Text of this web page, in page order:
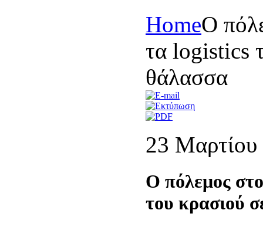
HomeΟ
τα logistics
θάλασσα
23
Ο πόλεμος
του κρασιού